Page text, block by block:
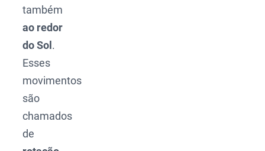
também
ao redor
do Sol.
Esses
movimentos
são
chamados
de